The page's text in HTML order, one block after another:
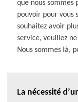
que nous sommes
pouvoir pour vous
souhaitez avoir
service, veuillez
Nous sommes là,
La nécessité